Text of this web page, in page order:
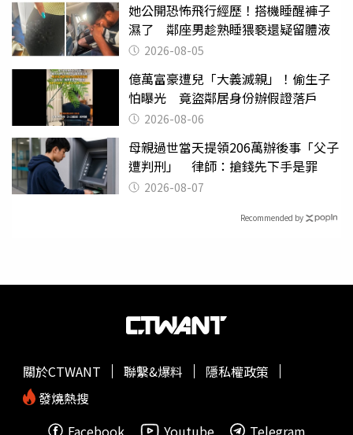
她公開恐怖飛行經歷！搭機睡醒褲子
濕了 鄰座男趁熟睡猥褻還疑留體液
2026-08-05
億萬富豪遭兒「大義滅親」！偷生子
怕曝光 竟盜鄰居身份辦假證落戶
2026-08-06
母親過世當天提領206萬辦後事「父子
遭判刑」 律師：搶錢先下手是罪
2026-08-07
Recommended by
關於CTWANT 聯繫&爆料
隱私權政策
發燒熱搜
Facebook
Youtube Telegram